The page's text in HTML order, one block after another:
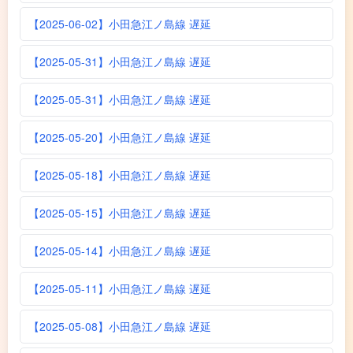
【2025-06-02】小田急江ノ島線 遅延
【2025-05-31】小田急江ノ島線 遅延
【2025-05-31】小田急江ノ島線 遅延
【2025-05-20】小田急江ノ島線 遅延
【2025-05-18】小田急江ノ島線 遅延
【2025-05-15】小田急江ノ島線 遅延
【2025-05-14】小田急江ノ島線 遅延
【2025-05-11】小田急江ノ島線 遅延
【2025-05-08】小田急江ノ島線 遅延